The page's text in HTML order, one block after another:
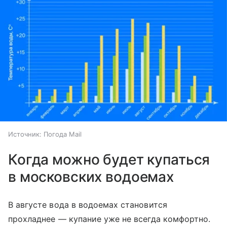
Источник: Погода Mail
Когда можно будет купаться
в московских водоемах
В августе вода в водоемах становится
прохладнее — купание уже не всегда комфортно.